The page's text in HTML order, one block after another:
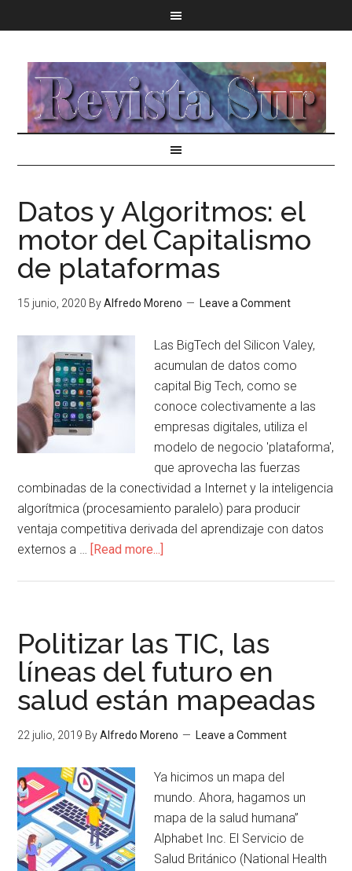
Datos y Algoritmos: el
motor del Capitalismo
de plataformas
15 junio, 2020 ByAlfredo Moreno Leave a Comment
Las BigTech del Silicon Valey,
acumulan de datos como
capital Big Tech, como se
conoce colectivamente a las
empresas digitales, utiliza el
modelo de negocio 'plataforma',
que aprovecha las fuerzas
combinadas de la conectividad a Internet y la inteligencia
algorítmica (procesamiento paralelo) para producir
ventaja competitiva derivada del aprendizaje con datos
externos a … [Read more...]
Politizar las TIC, las
líneas del futuro en
salud están mapeadas
22 julio, 2019 ByAlfredo Moreno Leave a Comment
Ya hicimos un mapa del
mundo. Ahora, hagamos un
mapa de la salud humana”
Alphabet Inc. El Servicio de
Salud Británico (National Health